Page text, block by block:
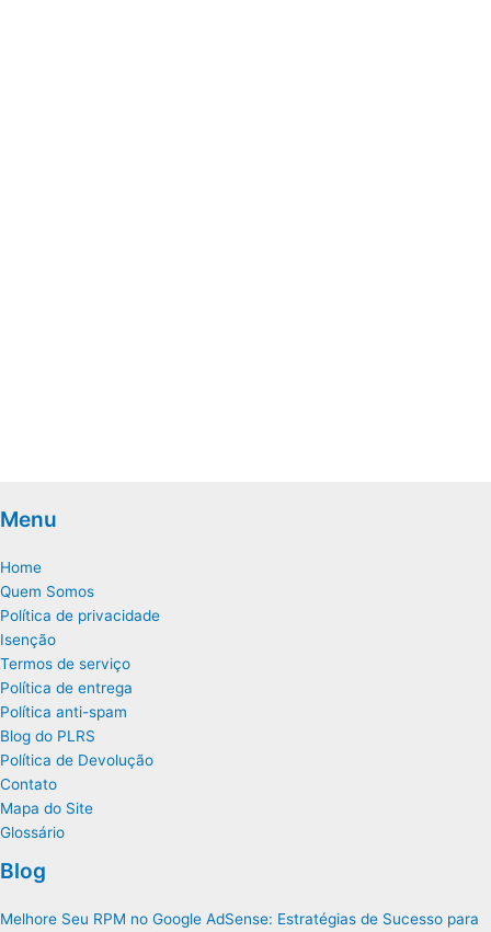
Menu
Home
Quem Somos
Política de privacidade
Isenção
Termos de serviço
Política de entrega
Política anti-spam
Blog do PLRS
Política de Devolução
Contato
Mapa do Site
Glossário
Blog
Melhore Seu RPM no Google AdSense: Estratégias de Sucesso para